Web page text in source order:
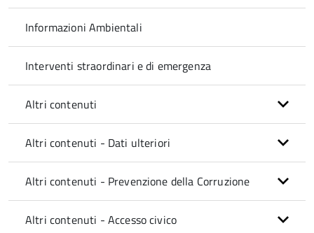
Informazioni Ambientali
Interventi straordinari e di emergenza
Altri contenuti
Altri contenuti - Dati ulteriori
Altri contenuti - Prevenzione della Corruzione
Altri contenuti - Accesso civico